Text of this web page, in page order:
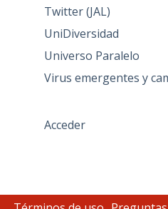
Twitter (JAL)
UniDiversidad
Universo Paralelo
Virus emergentes y
Acceder